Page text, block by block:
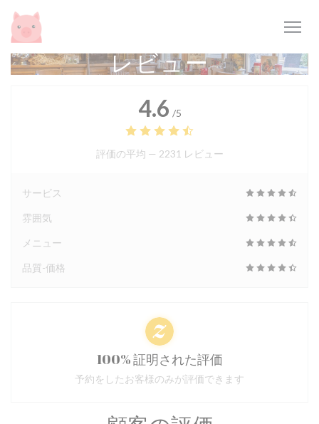
クッキー利用の管理について
レビュー
4.6 /5
評価の平均 — 2231 レビュー
サービス
雰囲気
メニュー
品質-価格
100% 証明された評価
予約をしたお客様のみが評価できます